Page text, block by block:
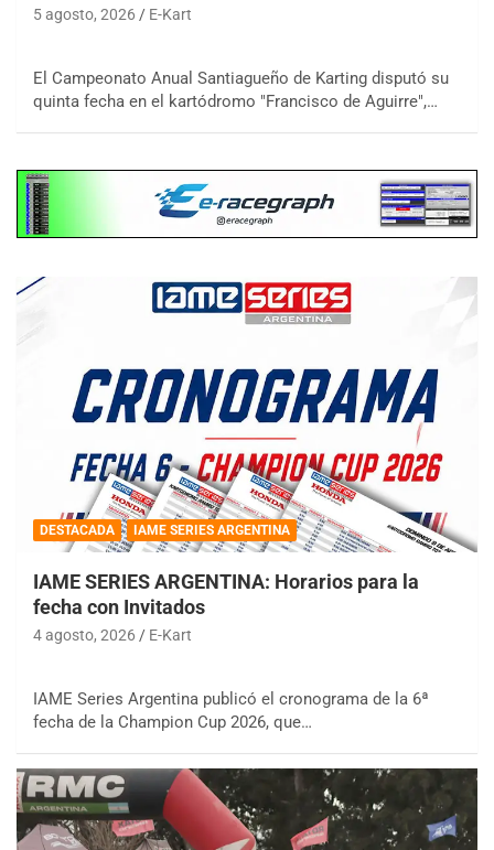
5 agosto, 2026 E-Kart
El Campeonato Anual Santiagueño de Karting disputó su
quinta fecha en el kartódromo "Francisco de Aguirre",…
DESTACADA IAME SERIES ARGENTINA
IAME SERIES ARGENTINA: Horarios para la
fecha con Invitados
4 agosto, 2026 E-Kart
IAME Series Argentina publicó el cronograma de la 6ª
fecha de la Champion Cup 2026, que…